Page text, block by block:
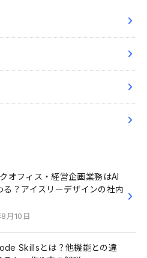
オフィス・経営企画業務はAI
る？アイスリーデザインの社内
月10日
Skillsとは？他機能との違